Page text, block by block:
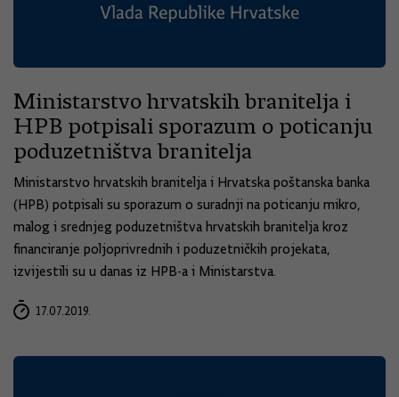
Ministarstvo hrvatskih branitelja i
HPB potpisali sporazum o poticanju
poduzetništva branitelja
Ministarstvo hrvatskih branitelja i Hrvatska poštanska banka
(HPB) potpisali su sporazum o suradnji na poticanju mikro,
malog i srednjeg poduzetništva hrvatskih branitelja kroz
financiranje poljoprivrednih i poduzetničkih projekata,
izvijestili su u danas iz HPB-a i Ministarstva.
17.07.2019.